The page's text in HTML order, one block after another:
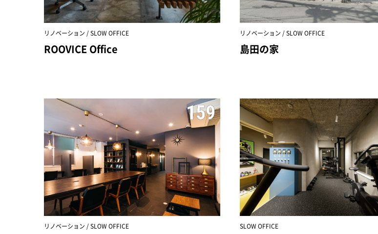
リノベーション / SLOW OFFICE
ROOVICE Office
リノベーション / SLOW OFFICE
島田の家
159
リノベーション / SLOW OFFICE SLOW OFFICE